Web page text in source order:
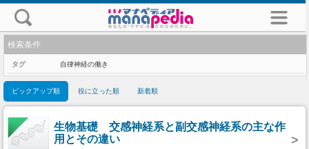
検索条件
タグ 自律神経の働き
ピックアップ順 役に立った順 新着順
生物基礎 交感神経系と副交感神経系の主な作
用とその違い
>